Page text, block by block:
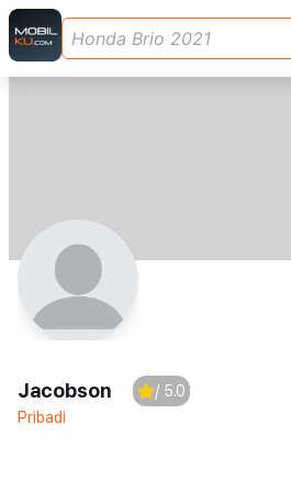
Jacobson
/ 5.0
Pribadi